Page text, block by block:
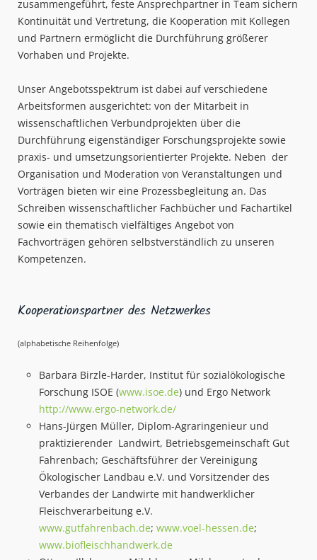
zusammengeführt, feste Ansprechpartner in Team sichern
Kontinuität und Vertretung, die Kooperation mit Kollegen
und Partnern ermöglicht die Durchführung größerer
Vorhaben und Projekte.
Unser Angebotsspektrum ist dabei auf verschiedene
Arbeitsformen ausgerichtet: von der Mitarbeit in
wissenschaftlichen Verbundprojekten über die
Durchführung eigenständiger Forschungsprojekte sowie
praxis- und umsetzungsorientierter Projekte. Neben der
Organisation und Moderation von Veranstaltungen und
Vorträgen bieten wir eine Prozessbegleitung an. Das
Schreiben wissenschaftlicher Fachbücher und Fachartikel
sowie ein thematisch vielfältiges Angebot von
Fachvorträgen gehören selbstverständlich zu unseren
Kompetenzen.
Kooperationspartner des Netzwerkes
(alphabetische Reihenfolge)
Barbara Birzle-Harder, Institut für sozialökologische
Forschung ISOE (www.isoe.de) und Ergo Network
http://www.ergo-network.de/
Hans-Jürgen Müller, Diplom-Agraringenieur und
praktizierender Landwirt, Betriebsgemeinschaft Gut
Fahrenbach; Geschäftsführer der Vereinigung
Ökologischer Landbau e.V. und Vorsitzender des
Verbandes der Landwirte mit handwerklicher
Fleischverarbeitung e.V.
www.gutfahrenbach.de; www.voel-hessen.de;
www.biofleischhandwerk.de